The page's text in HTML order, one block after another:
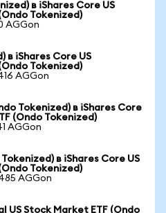
в iShares Core US
Tokenized)
AGGon
в iShares Core US
Tokenized)
AGGon
Tokenized) в iShares Core
(Ondo Tokenized)
AGGon
в iShares Core US
Tokenized)
AGGon
US Stock Market ETF (Ondo